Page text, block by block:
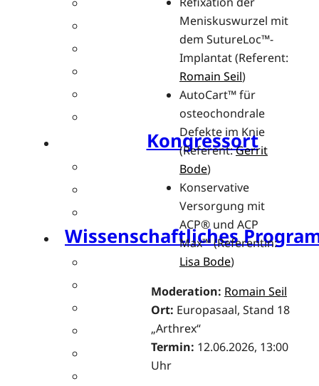
Kongressmotto „MOVE“
Kongress-Highlights
42. GOTS-Kongress 2027 in
Downloads
Kongressarchiv
Kongressort
OsnabrückHalle
Hotels
Anreise mit der DB (Rabatt)
Wissenschaftliches
Sessions und Workshops
Referentenübersicht
Ehrengäste
Posterpreis
Young Investigator Award
Bis zu 15 CME-Punkte
Meniskuswurzel mit
dem SutureLoc™-
Implantat (Referent:
Romain Seil)
AutoCart™ für
osteochondrale
Defekte im Knie
(Referent:Gerrit
Bode)
Konservative
Versorgung mit
ACP® und ACP
Max™ (Referentin:
Lisa Bode)
Moderation: Romain Seil
Ort: Europasaal, Stand 18
„Arthrex“
Termin: 12.06.2026, 13:00
Uhr